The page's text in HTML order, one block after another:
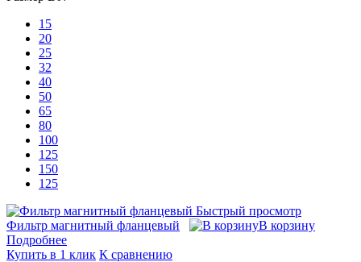
15
20
25
32
40
50
65
80
100
125
150
125
Быстрый просмотр
Фильтр магнитный фланцевый
В корзину
Подробнее
Купить в 1 клик К сравнению